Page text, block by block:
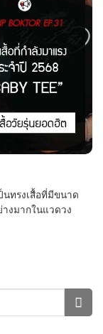
นทรงเสื้อที่มีขนาด
งมากในแวดวง